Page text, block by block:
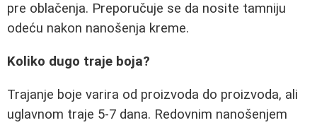
pre oblačenja. Preporučuje se da nosite tamniju
odeću nakon nanošenja kreme.
Koliko dugo traje boja?
Trajanje boje varira od proizvoda do proizvoda, ali
uglavnom traje 5-7 dana. Redovnim nanošenjem